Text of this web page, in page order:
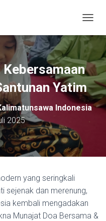
Yatim
Indonesia
2025
yang seringkali
sejenak dan merenung,
kembali mengadakan
Munajat Doa Bersama &